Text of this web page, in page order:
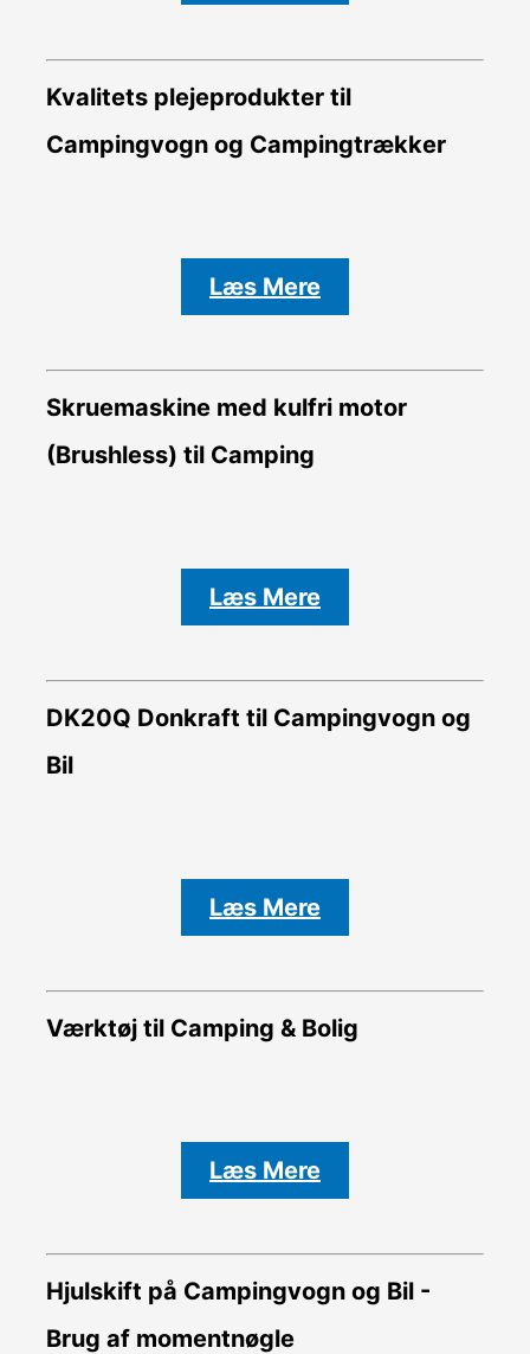
Kvalitets plejeprodukter til
Campingvogn og Campingtrækker
Læs Mere
Skruemaskine med kulfri motor
(Brushless) til Camping
Læs Mere
DK20Q Donkraft til Campingvogn og
Bil
Læs Mere
Værktøj til Camping & Bolig
Læs Mere
Hjulskift på Campingvogn og Bil -
Brug af momentnøgle